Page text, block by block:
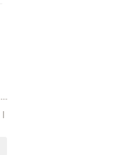
｜